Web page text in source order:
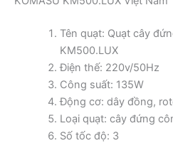
Tên quạt: Quạt cây
KM500.LUX
Điện thế: 220v/50Hz
Công suất: 135W
Động cơ: dây đồng,
Loại quạt: cây đứng
Số tốc độ: 3